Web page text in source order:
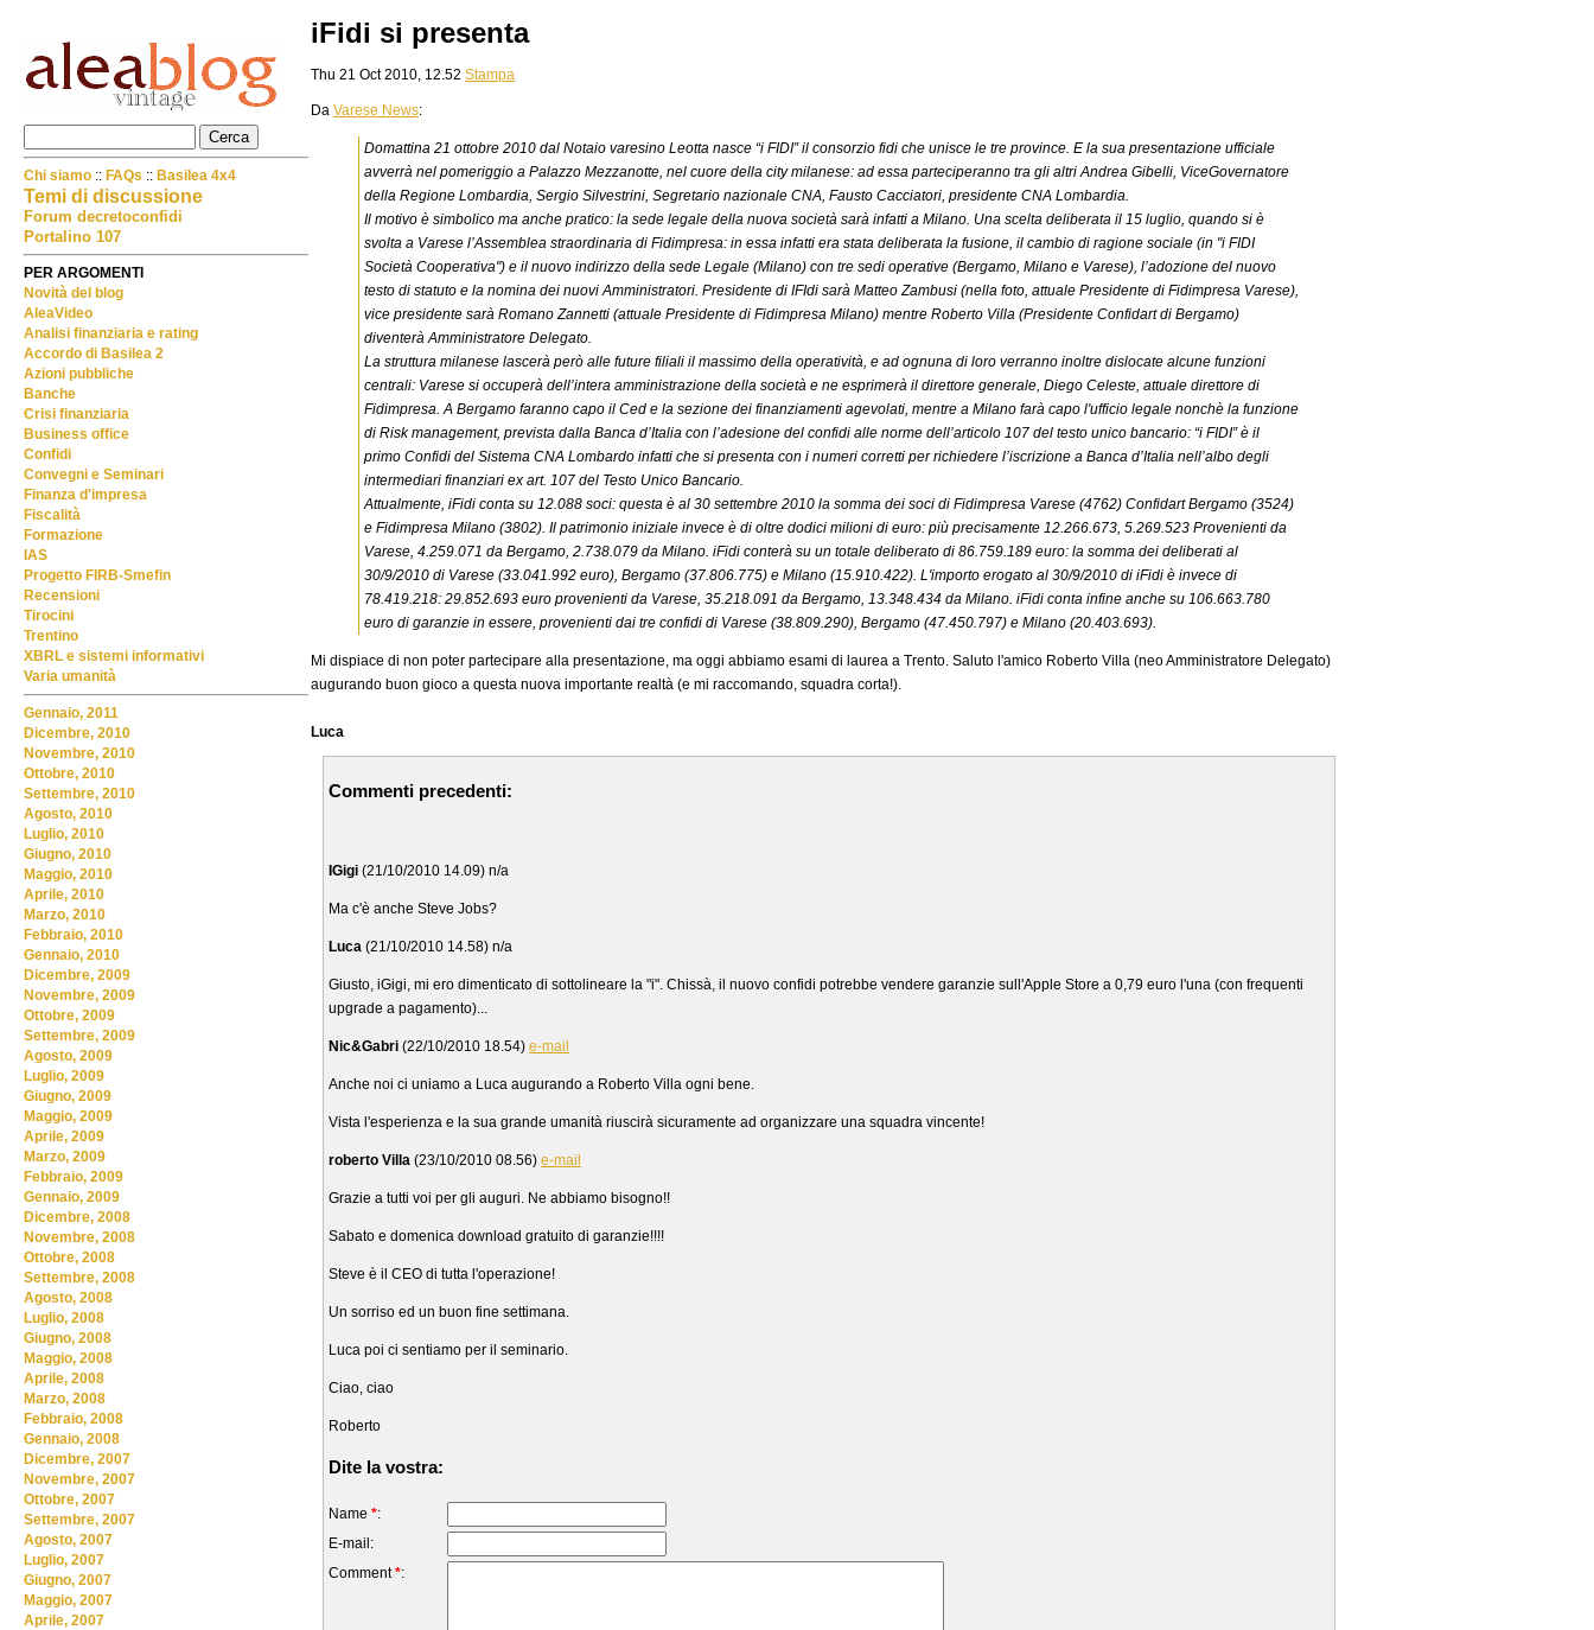
iFidi si presenta
Thu 21 Oct 2010, 12.52 Stampa
Da Varese News:
Domattina 21 ottobre 2010 dal Notaio varesino Leotta nasce “i FIDI” il consorzio fidi che unisce le tre province. E la sua presentazione ufficiale
avverrà nel pomeriggio a Palazzo Mezzanotte, nel cuore della city milanese: ad essa parteciperanno tra gli altri Andrea Gibelli, ViceGovernatore
della Regione Lombardia, Sergio Silvestrini, Segretario nazionale CNA, Fausto Cacciatori, presidente CNA Lombardia.
Il motivo è simbolico ma anche pratico: la sede legale della nuova società sarà infatti a Milano. Una scelta deliberata il 15 luglio, quando si è
svolta a Varese l’Assemblea straordinaria di Fidimpresa: in essa infatti era stata deliberata la fusione, il cambio di ragione sociale (in "i FIDI
Società Cooperativa") e il nuovo indirizzo della sede Legale (Milano) con tre sedi operative (Bergamo, Milano e Varese), l’adozione del nuovo
testo di statuto e la nomina dei nuovi Amministratori. Presidente di IFIdi sarà Matteo Zambusi (nella foto, attuale Presidente di Fidimpresa Varese),
vice presidente sarà Romano Zannetti (attuale Presidente di Fidimpresa Milano) mentre Roberto Villa (Presidente Confidart di Bergamo)
diventerà Amministratore Delegato.
La struttura milanese lascerà però alle future filiali il massimo della operatività, e ad ognuna di loro verranno inoltre dislocate alcune funzioni
centrali: Varese si occuperà dell’intera amministrazione della società e ne esprimerà il direttore generale, Diego Celeste, attuale direttore di
Fidimpresa. A Bergamo faranno capo il Ced e la sezione dei finanziamenti agevolati, mentre a Milano farà capo l'ufficio legale nonchè la funzione
di Risk management, prevista dalla Banca d’Italia con l’adesione del confidi alle norme dell’articolo 107 del testo unico bancario: “i FIDI” è il
primo Confidi del Sistema CNA Lombardo infatti che si presenta con i numeri corretti per richiedere l’iscrizione a Banca d’Italia nell’albo degli
intermediari finanziari ex art. 107 del Testo Unico Bancario.
Attualmente, iFidi conta su 12.088 soci: questa è al 30 settembre 2010 la somma dei soci di Fidimpresa Varese (4762) Confidart Bergamo (3524)
e Fidimpresa Milano (3802). Il patrimonio iniziale invece è di oltre dodici milioni di euro: più precisamente 12.266.673, 5.269.523 Provenienti da
Varese, 4.259.071 da Bergamo, 2.738.079 da Milano. iFidi conterà su un totale deliberato di 86.759.189 euro: la somma dei deliberati al
30/9/2010 di Varese (33.041.992 euro), Bergamo (37.806.775) e Milano (15.910.422). L'importo erogato al 30/9/2010 di iFidi è invece di
78.419.218: 29.852.693 euro provenienti da Varese, 35.218.091 da Bergamo, 13.348.434 da Milano. iFidi conta infine anche su 106.663.780
euro di garanzie in essere, provenienti dai tre confidi di Varese (38.809.290), Bergamo (47.450.797) e Milano (20.403.693).
Mi dispiace di non poter partecipare alla presentazione, ma oggi abbiamo esami di laurea a Trento. Saluto l'amico Roberto Villa (neo Amministratore Delegato)
augurando buon gioco a questa nuova importante realtà (e mi raccomando, squadra corta!).
Luca
Commenti precedenti:
IGigi (21/10/2010 14.09) n/a
Ma c'è anche Steve Jobs?
Luca (21/10/2010 14.58) n/a
Giusto, iGigi, mi ero dimenticato di sottolineare la "i". Chissà, il nuovo confidi potrebbe vendere garanzie sull'Apple Store a 0,79 euro l'una (con frequenti
upgrade a pagamento)...
Nic&Gabri (22/10/2010 18.54) e-mail
Anche noi ci uniamo a Luca augurando a Roberto Villa ogni bene.
Vista l'esperienza e la sua grande umanità riuscirà sicuramente ad organizzare una squadra vincente!
roberto Villa (23/10/2010 08.56) e-mail
Grazie a tutti voi per gli auguri. Ne abbiamo bisogno!!
Sabato e domenica download gratuito di garanzie!!!!
Steve è il CEO di tutta l'operazione!
Un sorriso ed un buon fine settimana.
Luca poi ci sentiamo per il seminario.
Ciao, ciao
Roberto
Dite la vostra:
Name *:
E-mail:
Comment*:
Chi siamo :: FAQs :: Basilea 4x4
Temi di discussione
Forum decretoconfidi
Portalino 107
PER ARGOMENTI
Novità del blog
AleaVideo
Analisi finanziaria e rating
Accordo di Basilea 2
Azioni pubbliche
Banche
Crisi finanziaria
Business office
Confidi
Convegni e Seminari
Finanza d'impresa
Fiscalità
Formazione
IAS
Progetto FIRB-Smefin
Recensioni
Tirocini
Trentino
XBRL e sistemi informativi
Varia umanità
Gennaio, 2011
Dicembre, 2010
Novembre, 2010
Ottobre, 2010
Settembre, 2010
Agosto, 2010
Luglio, 2010
Giugno, 2010
Maggio, 2010
Aprile, 2010
Marzo, 2010
Febbraio, 2010
Gennaio, 2010
Dicembre, 2009
Novembre, 2009
Ottobre, 2009
Settembre, 2009
Agosto, 2009
Luglio, 2009
Giugno, 2009
Maggio, 2009
Aprile, 2009
Marzo, 2009
Febbraio, 2009
Gennaio, 2009
Dicembre, 2008
Novembre, 2008
Ottobre, 2008
Settembre, 2008
Agosto, 2008
Luglio, 2008
Giugno, 2008
Maggio, 2008
Aprile, 2008
Marzo, 2008
Febbraio, 2008
Gennaio, 2008
Dicembre, 2007
Novembre, 2007
Ottobre, 2007
Settembre, 2007
Agosto, 2007
Luglio, 2007
Giugno, 2007
Maggio, 2007
Aprile, 2007